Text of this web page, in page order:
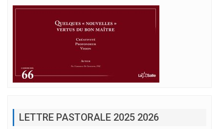
LETTRE PASTORALE 2025 2026